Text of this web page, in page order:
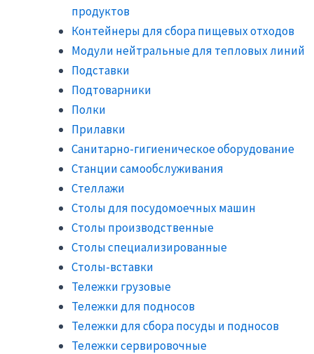
продуктов
Контейнеры для сбора пищевых отходов
Модули нейтральные для тепловых линий
Подставки
Подтоварники
Полки
Прилавки
Санитарно-гигиеническое оборудование
Станции самообслуживания
Стеллажи
Столы для посудомоечных машин
Столы производственные
Столы специализированные
Столы-вставки
Тележки грузовые
Тележки для подносов
Тележки для сбора посуды и подносов
Тележки сервировочные